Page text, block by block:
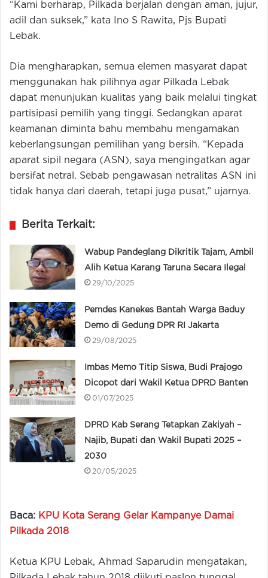
“Kami berharap, Pilkada berjalan dengan aman, jujur,
adil dan suksek,” kata Ino S Rawita, Pjs Bupati
Lebak.
Dia mengharapkan, semua elemen masyarat dapat
menggunakan hak pilihnya agar Pilkada Lebak
dapat menunjukan kualitas yang baik melalui tingkat
partisipasi pemilih yang tinggi. Sedangkan aparat
keamanan diminta bahu membahu mengamakan
keberlangsungan pemilihan yang bersih. “Kepada
aparat sipil negara (ASN), saya mengingatkan agar
bersifat netral. Sebab pengawasan netralitas ASN ini
tidak hanya dari daerah, tetapi juga pusat,” ujarnya.
Berita Terkait:
Wabup Pandeglang Dikritik Tajam, Ambil
Alih Ketua Karang Taruna Secara Ilegal
29/10/2025
Pemdes Kanekes Bantah Warga Baduy
Demo di Gedung DPR RI Jakarta
29/08/2025
Imbas Memo Titip Siswa, Budi Prajogo
Dicopot dari Wakil Ketua DPRD Banten
01/07/2025
DPRD Kab Serang Tetapkan Zakiyah –
Najib, Bupati dan Wakil Bupati 2025 –
2030
20/05/2025
Baca: KPU Kota Serang Gelar Kampanye Damai
Pilkada 2018
Ketua KPU Lebak, Ahmad Saparudin mengatakan,